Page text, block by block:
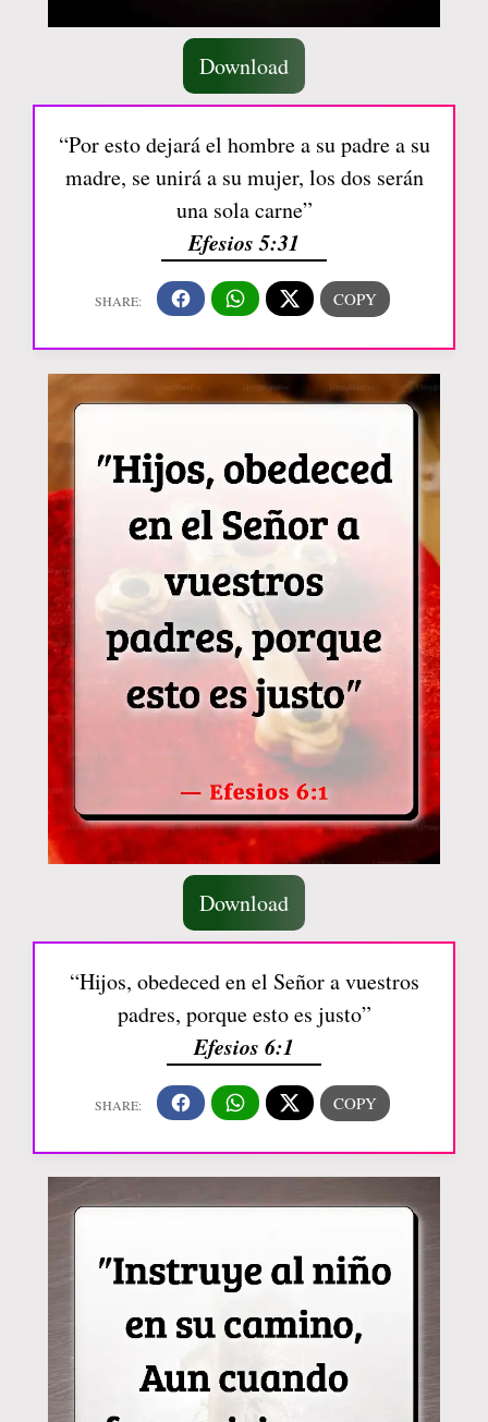
Download
“Por esto dejará el hombre a su padre a su
madre, se unirá a su mujer, los dos serán
una sola carne”
Efesios 5:31
Download
“Hijos, obedeced en el Señor a vuestros
padres, porque esto es justo”
Efesios 6:1